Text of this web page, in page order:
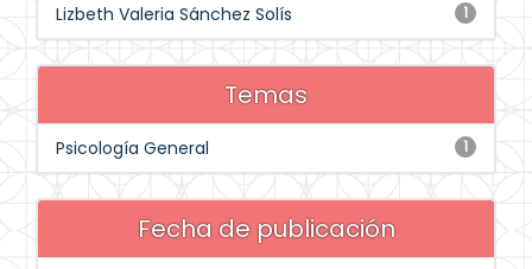
1
Lizbeth Valeria Sánchez Solís
Temas
1
Psicología General
Fecha de publicación